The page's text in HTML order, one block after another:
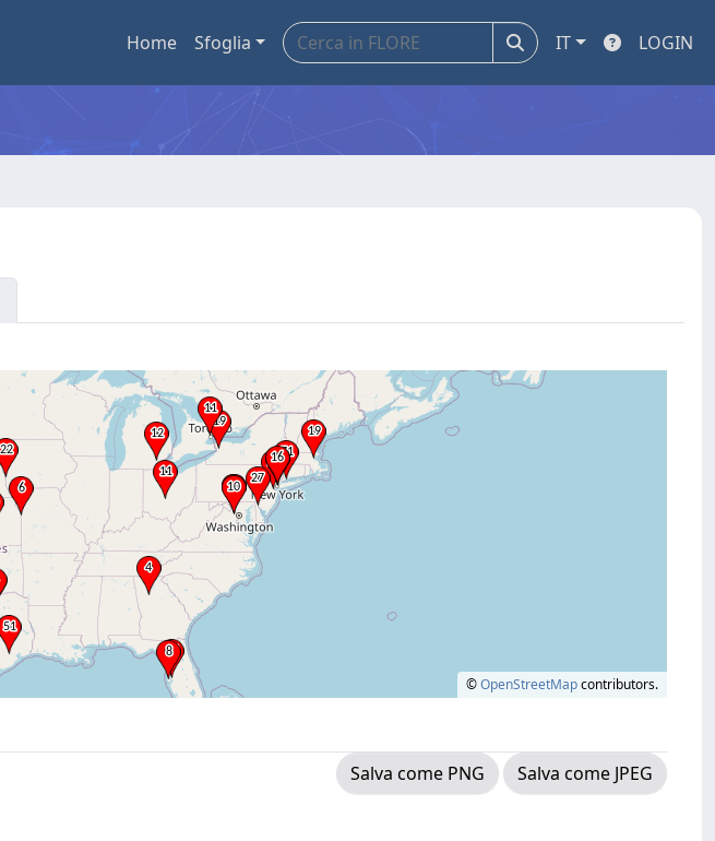
Home Sfoglia IT LOGIN
©OpenStreetMapcontributors.
Salva come PNG
Salva come JPEG